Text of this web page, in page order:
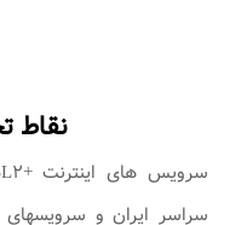
سراسر ایران و